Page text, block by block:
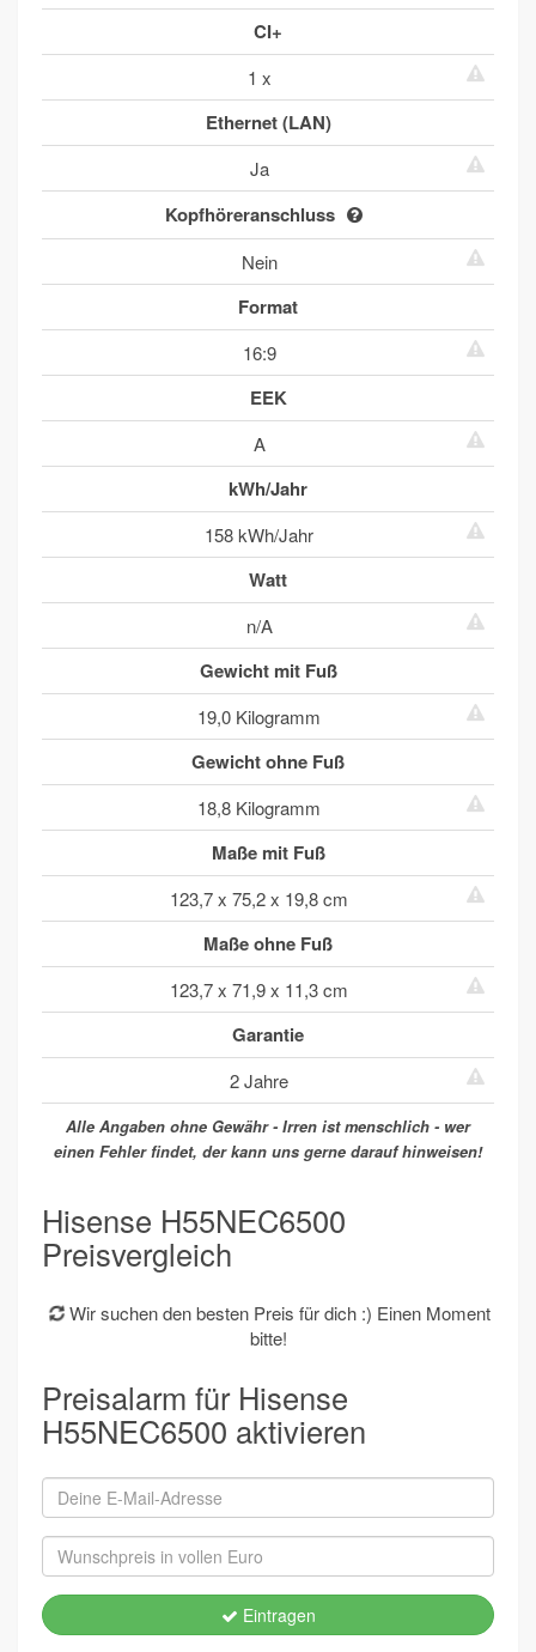
CI+
1 x
Ethernet (LAN)
Ja
Kopfhöreranschluss
Nein
Format
16:9
EEK
A
kWh/Jahr
158 kWh/Jahr
Watt
n/A
Gewicht mit Fuß
19,0 Kilogramm
Gewicht ohne Fuß
18,8 Kilogramm
Maße mit Fuß
123,7 x 75,2 x 19,8 cm
Maße ohne Fuß
123,7 x 71,9 x 11,3 cm
Garantie
2 Jahre
Alle Angaben ohne Gewähr - Irren ist menschlich - wer
einen Fehler findet, der kann uns gerne darauf hinweisen!
Hisense H55NEC6500
Preisvergleich
Wir suchen den besten Preis für dich :) Einen Moment
bitte!
Preisalarm für Hisense
H55NEC6500 aktivieren
Eintragen